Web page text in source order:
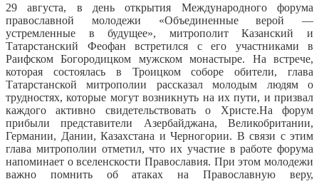
29 августа, в день открытия Международного форума
православной молодежи «Объединенные верой —
устремленные в будущее», митрополит Казанский и
Татарстанский Феофан встретился с его участниками в
Раифском Богородицком мужском монастыре. На встрече,
которая состоялась в Троицком соборе обители, глава
Татарстанской митрополии рассказал молодым людям о
трудностях, которые могут возникнуть на их пути, и призвал
каждого активно свидетельствовать о Христе.На форум
прибыли представители Азербайджана, Великобритании,
Германии, Дании, Казахстана и Черногории. В связи с этим
глава митрополии отметил, что их участие в работе форума
напоминает о вселенскости Православия. При этом молодежи
важно помнить об атаках на Православную веру,